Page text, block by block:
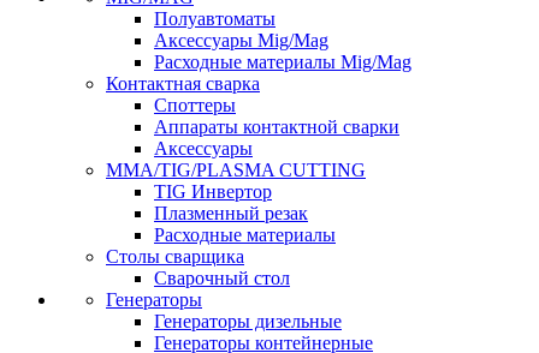
Полуавтоматы
Аксессуары Mig/Mag
Расходные материалы Mig/Mag
Контактная сварка
Споттеры
Аппараты контактной сварки
Аксессуары
MMA/TIG/PLASMA CUTTING
TIG Инвертор
Плазменный резак
Расходные материалы
Столы сварщика
Сварочный стол
Генераторы
Генераторы дизельные
Генераторы контейнерные